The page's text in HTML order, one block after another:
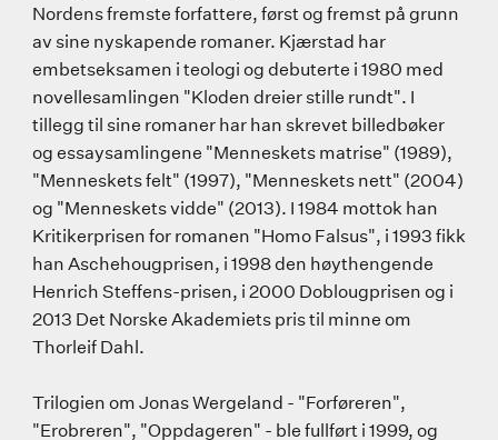
Nordens fremste forfattere, først og fremst på grunn
av sine nyskapende romaner. Kjærstad har
embetseksamen i teologi og debuterte i 1980 med
novellesamlingen "Kloden dreier stille rundt". I
tillegg til sine romaner har han skrevet billedbøker
og essaysamlingene "Menneskets matrise" (1989),
"Menneskets felt" (1997), "Menneskets nett" (2004)
og "Menneskets vidde" (2013). I 1984 mottok han
Kritikerprisen for romanen "Homo Falsus", i 1993 fikk
han Aschehougprisen, i 1998 den høythengende
Henrich Steffens-prisen, i 2000 Doblougprisen og i
2013 Det Norske Akademiets pris til minne om
Thorleif Dahl.
Trilogien om Jonas Wergeland - "Forføreren",
"Erobreren", "Oppdageren" - ble fullført i 1999, og